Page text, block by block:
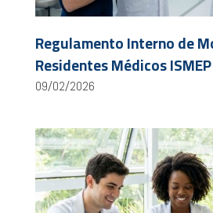
Regulamento Interno de
Residentes Médicos ISMEP
09/02/2026